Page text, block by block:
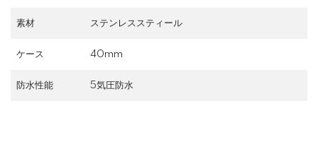
素材 ステンレススティール
ケース 40mm
防水性能 5気圧防水